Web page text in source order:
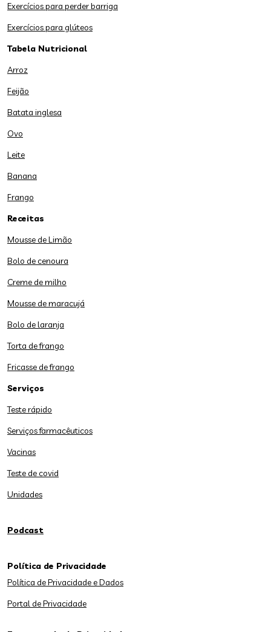
Exercícios para perder barriga
Exercícios para glúteos
Tabela Nutricional
Arroz
Feijão
Batata inglesa
Ovo
Leite
Banana
Frango
Receitas
Mousse de Limão
Bolo de cenoura
Creme de milho
Mousse de maracujá
Bolo de laranja
Torta de frango
Fricasse de frango
Serviços
Teste rápido
Serviços farmacêuticos
Vacinas
Teste de covid
Unidades
Podcast
Política de Privacidade
Política de Privacidade e Dados
Portal de Privacidade